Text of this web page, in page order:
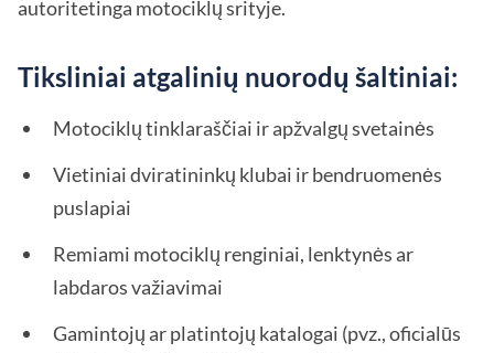
autoritetinga motociklų srityje.
Tiksliniai atgalinių nuorodų šaltiniai:
Motociklų tinklaraščiai ir apžvalgų svetainės
Vietiniai dviratininkų klubai ir bendruomenės
puslapiai
Remiami motociklų renginiai, lenktynės ar
labdaros važiavimai
Gamintojų ar platintojų katalogai (pvz., oficialūs